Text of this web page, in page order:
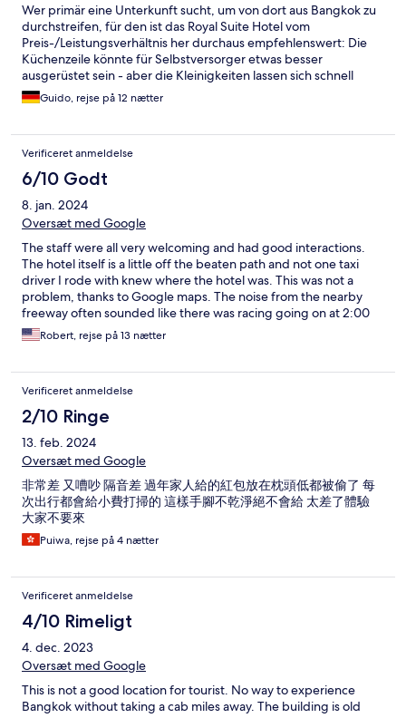
Wer primär eine Unterkunft sucht, um von dort aus Bangkok zu
durchstreifen, für den ist das Royal Suite Hotel vom
Preis-/Leistungsverhältnis her durchaus empfehlenswert: Die
Küchenzeile könnte für Selbstversorger etwas besser
ausgerüstet sein - aber die Kleinigkeiten lassen sich schnell
besorgen. Der Dachpool ist gepflegt und überraschenderweise
still - trotz der vorbeiführenden Hochstraßen!
gibt's zuhauf und mein persönliches Highlight: so gut wie keine
Moskitos in der Ungebung! ;)))
Guido, rejse på 12 nætter
Verificeret anmeldelse
6/10 Godt
8. jan. 2024
Oversæt med Google
The staff were all very welcoming and had good interactions.
The hotel itself is a little off the beaten path and not one taxi
driver I rode with knew where the hotel was. This was not a
problem, thanks to Google maps. The noise from the nearby
freeway often sounded like there was racing going on at 2:00
A.M. Breakfast hours were descent (6:00 to 10:00) but if you
arrive later in the morning, the food in the buffet is cold, and
a good stay for the price, and we did stay there for two weeks.
Robert, rejse på 13 nætter
Verificeret anmeldelse
2/10 Ringe
13. feb. 2024
Oversæt med Google
非常差 又嘈吵 隔音差 過年家人給的紅包放在枕頭低都被偷了 每
次出行都會給小費打掃的 這樣手腳不乾淨絕不會給 太差了體驗
大家不要來
Puiwa, rejse på 4 nætter
Verificeret anmeldelse
4/10 Rimeligt
4. dec. 2023
Oversæt med Google
This is not a good location for tourist. No way to experience
Bangkok without taking a cab miles away. The building is old